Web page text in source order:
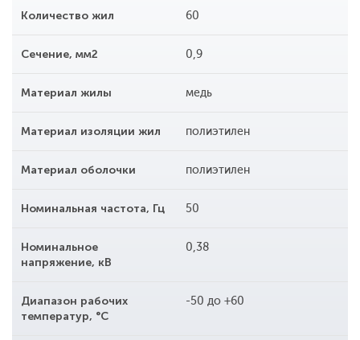
Количество жил 60
Сечение, мм2 0,9
Материал жилы медь
Материал изоляции жил полиэтилен
Материал оболочки полиэтилен
Номинальная частота, Гц 50
Номинальное
напряжение, кВ
0,38
Диапазон рабочих
температур, °С
-50 до +60